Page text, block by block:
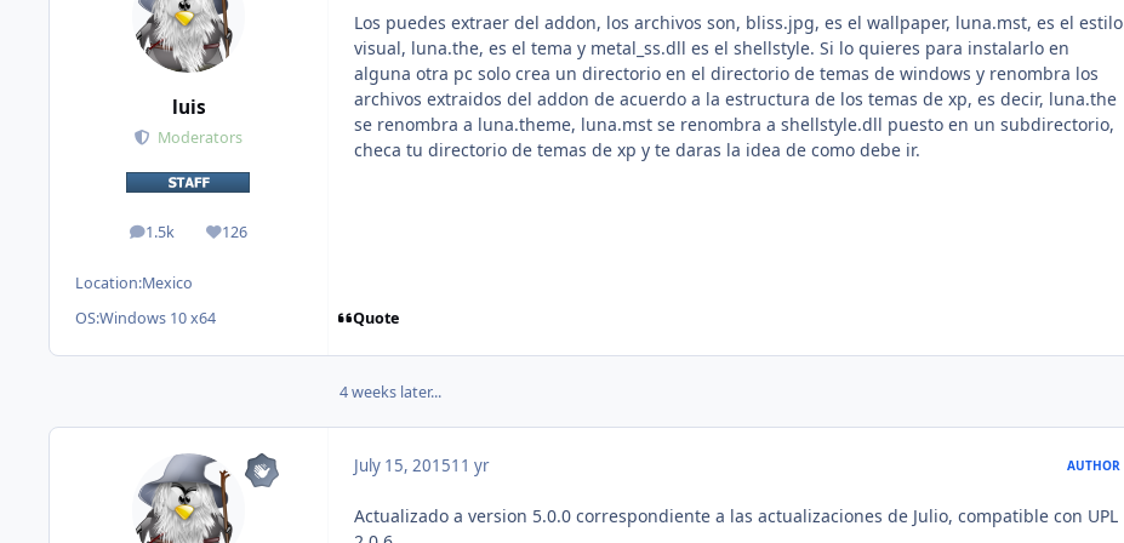
luis
Moderators
1.5k
posts 126
Reputation
Location:Mexico
OS:Windows 10 x64
Los puedes extraer del addon, los archivos son, bliss.jpg, es el wallpaper, luna.mst, es el estilo
visual, luna.the, es el tema y metal_ss.dll es el shellstyle. Si lo quieres para instalarlo en
alguna otra pc solo crea un directorio en el directorio de temas de windows y renombra los
archivos extraidos del addon de acuerdo a la estructura de los temas de xp, es decir, luna.the
se renombra a luna.theme, luna.mst se renombra a shellstyle.dll puesto en un subdirectorio,
checa tu directorio de temas de xp y te daras la idea de como debe ir.
Quote
4 weeks later...
July 15, 201511 yr AUTHOR
Actualizado a version 5.0.0 correspondiente a las actualizaciones de Julio, compatible con UPL